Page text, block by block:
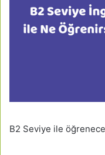
B2 Seviye ile